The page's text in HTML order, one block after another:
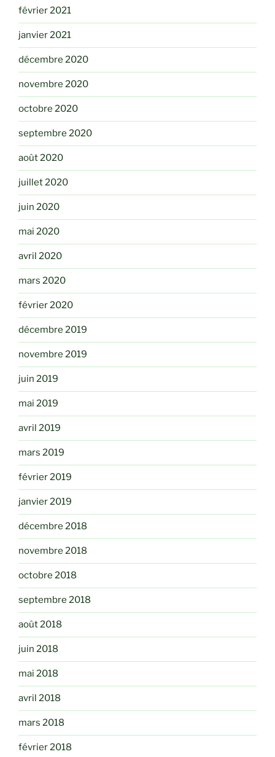
février 2021
janvier 2021
décembre 2020
novembre 2020
octobre 2020
septembre 2020
août 2020
juillet 2020
juin 2020
mai 2020
avril 2020
mars 2020
février 2020
décembre 2019
novembre 2019
juin 2019
mai 2019
avril 2019
mars 2019
février 2019
janvier 2019
décembre 2018
novembre 2018
octobre 2018
septembre 2018
août 2018
juin 2018
mai 2018
avril 2018
mars 2018
février 2018